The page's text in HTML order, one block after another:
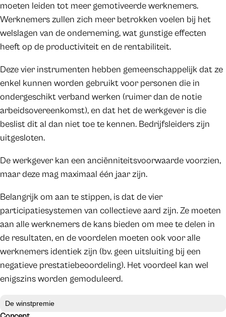
moeten leiden tot meer gemotiveerde werknemers.
Werknemers zullen zich meer betrokken voelen bij het
welslagen van de onderneming, wat gunstige effecten
heeft op de productiviteit en de rentabiliteit.
Deze vier instrumenten hebben gemeenschappelijk dat ze
enkel kunnen worden gebruikt voor personen die in
ondergeschikt verband werken (ruimer dan de notie
arbeidsovereenkomst), en dat het de werkgever is die
beslist dit al dan niet toe te kennen. Bedrijfsleiders zijn
uitgesloten.
De werkgever kan een anciënniteitsvoorwaarde voorzien,
maar deze mag maximaal één jaar zijn.
Belangrijk om aan te stippen, is dat de vier
participatiesystemen van collectieve aard zijn. Ze moeten
aan alle werknemers de kans bieden om mee te delen in
de resultaten, en de voordelen moeten ook voor alle
werknemers identiek zijn (bv. geen uitsluiting bij een
negatieve prestatiebeoordeling). Het voordeel kan wel
enigszins worden gemoduleerd.
De winstpremie